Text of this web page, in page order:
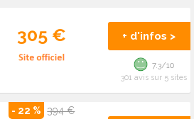
305 € + d'infos >
7.3/10
301 avis sur 5 sites
- 22 % 394 €